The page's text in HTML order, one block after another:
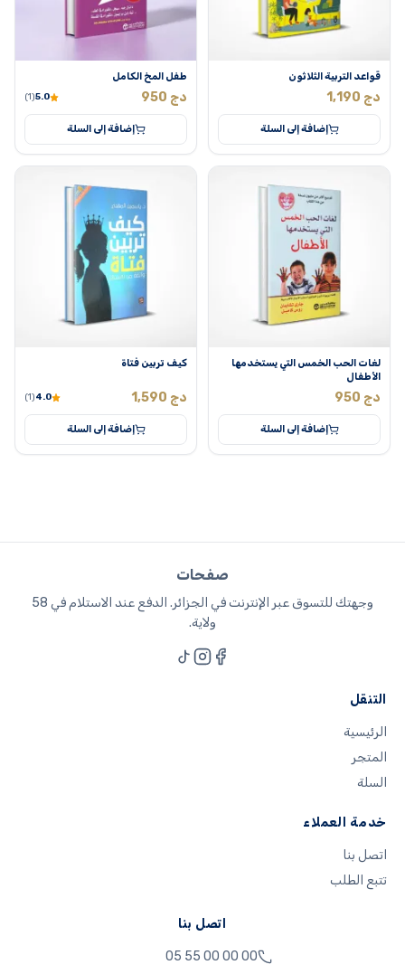
قواعد التربية الثلاثون
1,190 دج
إضافة إلى السلة
طفل المخ الكامل
950 دج 5.0
(1)
إضافة إلى السلة
لغات الحب الخمس التي يستخدمها
الأطفال
950 دج
إضافة إلى السلة
كيف تربين فتاة
1,590 دج 4.0
(1)
إضافة إلى السلة
صفحات
وجهتك للتسوق عبر الإنترنت في الجزائر. الدفع عند الاستلام في 58
ولاية.
التنقل
الرئيسية
المتجر
السلة
خدمة العملاء
اتصل بنا
تتبع الطلب
اتصل بنا
05 55 00 00 00